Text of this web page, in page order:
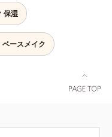
保湿
ースメイク